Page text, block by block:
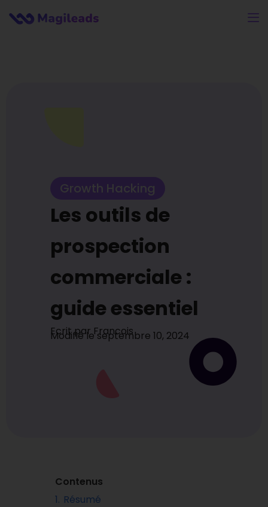
Growth Hacking
Les outils de
prospection
commerciale :
guide essentiel
Ecrit parFrancois
Modifié le septembre 10, 2024
Contenus
1. Résumé